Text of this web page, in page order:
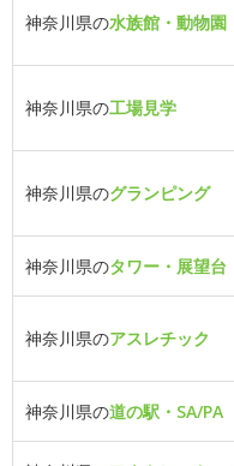
神奈川県の水族館・動物園
神奈川県の工場見学
神奈川県のグランピング
神奈川県のタワー・展望台
神奈川県のアスレチック
神奈川県の道の駅・SA/PA